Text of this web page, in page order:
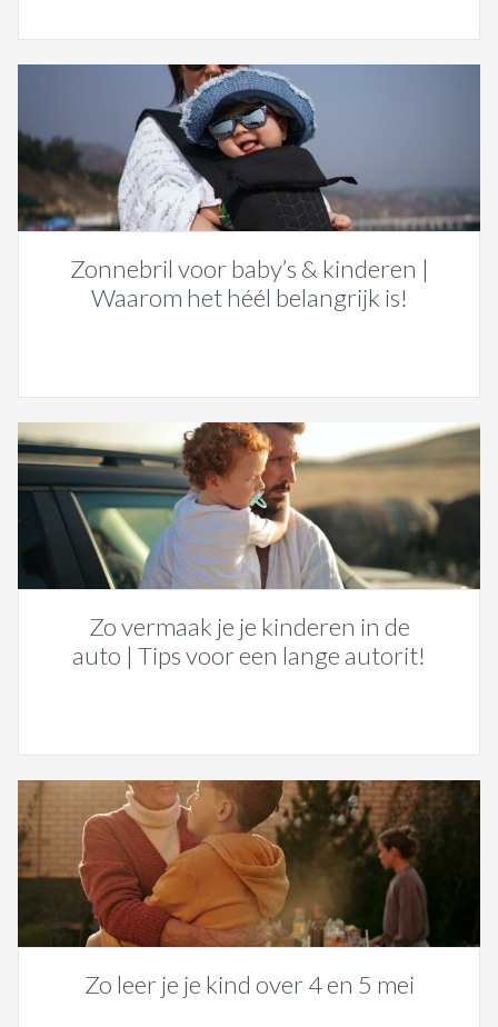
Zonnebril voor baby’s & kinderen |
Waarom het héél belangrijk is!
Zo vermaak je je kinderen in de
auto | Tips voor een lange autorit!
Zo leer je je kind over 4 en 5 mei